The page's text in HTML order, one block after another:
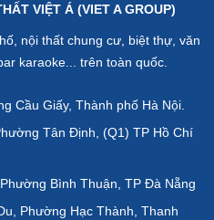
VIỆT Á (VIET A GROUP)
nội thất chung cư, biệt thự, văn
karaoke... trên toàn quốc.
Cầu Giấy, Thành phố Hà Nội.
Tân Định, (Q1) TP Hồ Chí
Bình Thuận, TP Đà Nẵng
Phường Hạc Thành, Thanh